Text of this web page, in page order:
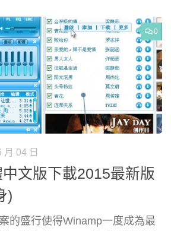
0
月 04 日
文版下載2015最新版
)
的盛行使得Winamp一度成為最